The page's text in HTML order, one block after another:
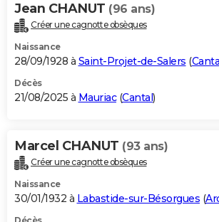
Jean CHANUT (96 ans)
Créer une cagnotte obsèques
Naissance
28/09/1928 à Saint-Projet-de-Salers (
Décès
21/08/2025 à Mauriac(Cantal)
Marcel CHANUT (93 ans)
Créer une cagnotte obsèques
Naissance
30/01/1932 à Labastide-sur-Bésorgues (